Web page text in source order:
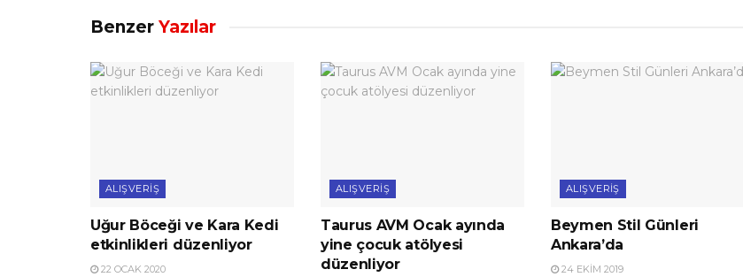
Benzer Yazılar
ALIŞVERIŞ
Uğur Böceği ve Kara Kedi
etkinlikleri düzenliyor
22 OCAK 2020
ALIŞVERIŞ
Taurus AVM Ocak ayında
yine çocuk atölyesi
düzenliyor
ALIŞVERIŞ
Beymen Stil Günleri
Ankara’da
24 EKIM 2019